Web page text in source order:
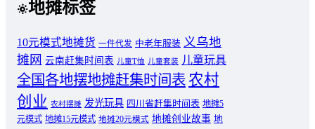
地摊标签
10元模式地摊货 一件代发 中老年服装 义乌地
摊网 云南赶集时间表 儿童T恤 儿童套装 儿童玩具
全国各地摆地摊赶集时间表 农村
创业 农村摆摊 发光玩具 四川省赶集时间表 地摊5
元模式 地摊15元模式 地摊20元模式 地摊创业故事 地